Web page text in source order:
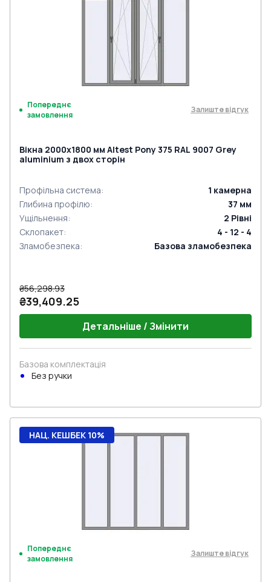
Попереднє
замовлення
Залиште відгук
Вікна 2000x1800 мм Altest Pony 375 RAL 9007 Grey
aluminium з двох сторін
Профільна система: 1 камерна
Глибина профілю: 37 мм
Ущільнення: 2 Рівні
Склопакет:
4 - 12 - 4
Зламобезпека: Базова зламобезпека
₴56,298.93
₴39,409.25
Детальніше / Змінити
Базова комплектація
Без ручки
НАЦ. КЕШБЕК 10%
Попереднє
замовлення
Залиште відгук